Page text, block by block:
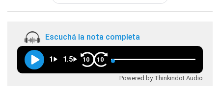
Escuchá la nota completa
1 1.5 10 10
Powered by Thinkindot Audio